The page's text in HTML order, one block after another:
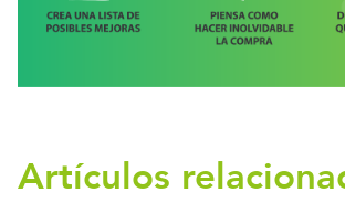
Artículos